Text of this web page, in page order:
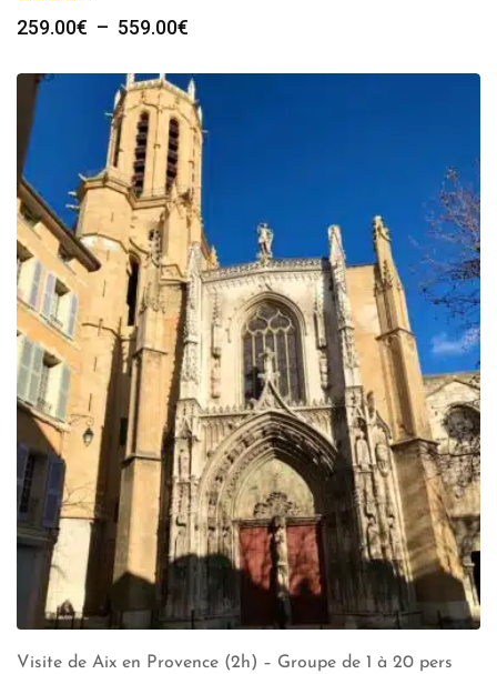
259.00€ – 559.00€
prix :
259.00€
à
559.00€
Visite de Aix en Provence (2h) – Groupe de 1 à 20 pers